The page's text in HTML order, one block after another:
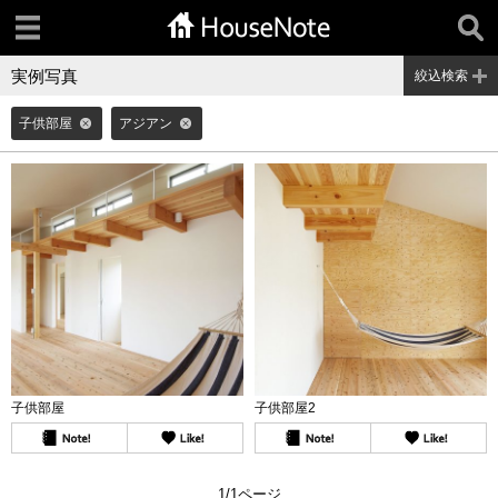
実例写真 絞込検索
子供部屋 アジアン
子供部屋 子供部屋2
1/1ページ